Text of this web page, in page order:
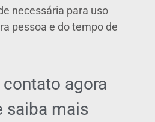
necessária para uso
pessoa e do tempo de
contato agora
saiba mais